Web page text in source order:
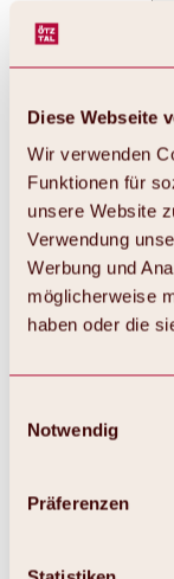
Diese Webseite
Wir verwenden
Funktionen für
unsere Website
Verwendung
Werbung und
möglicherweise
haben oder die
Notwendig
Präferenzen